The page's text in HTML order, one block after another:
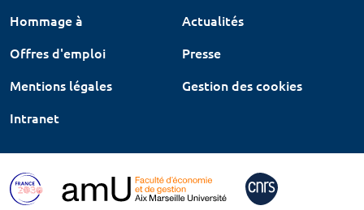
Hommage à
Actualités
Offres d'emploi
Presse
Mentions légales
Gestion des cookies
Intranet